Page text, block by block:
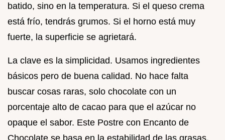
batido, sino en la temperatura. Si el queso crema
está frío, tendrás grumos. Si el horno está muy
fuerte, la superficie se agrietará.
La clave es la simplicidad. Usamos ingredientes
básicos pero de buena calidad. No hace falta
buscar cosas raras, solo chocolate con un
porcentaje alto de cacao para que el azúcar no
opaque el sabor. Este Postre con Encanto de
Chocolate se basa en la estabilidad de las grasas.